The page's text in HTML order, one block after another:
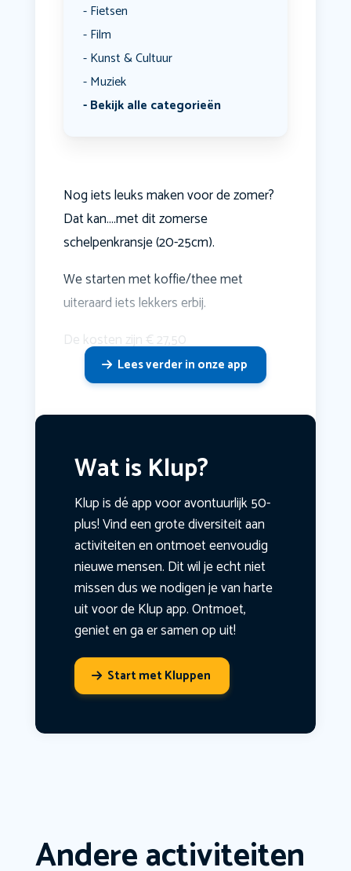
Fietsen
Film
Kunst & Cultuur
Muziek
Bekijk alle categorieën
Nog iets leuks maken voor de zomer?
Dat kan....met dit zomerse
schelpenkransje (20-25cm).
We starten met koffie/thee met
uiteraard iets lekkers erbij.
De kosten zijn € 27,50
Lees verder in onze app
Wat is Klup?
Klup is dé app voor avontuurlijk 50-
plus! Vind een grote diversiteit aan
activiteiten en ontmoet eenvoudig
nieuwe mensen. Dit wil je echt niet
missen dus we nodigen je van harte
uit voor de Klup app. Ontmoet,
geniet en ga er samen op uit!
Start met Kluppen
Andere activiteiten